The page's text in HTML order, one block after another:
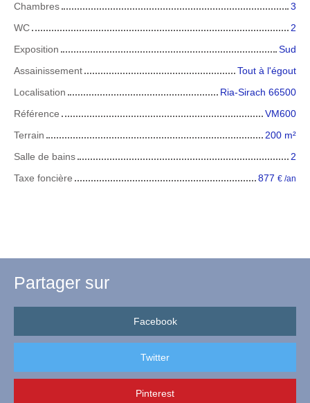
Chambres
3
WC
2
Exposition
Sud
Assainissement
Tout à l'égout
Localisation
Ria-Sirach 66500
Référence
VM600
Terrain
200 m²
Salle de bains
2
Taxe foncière
877 € /an
Partager sur
Facebook
Twitter
Pinterest